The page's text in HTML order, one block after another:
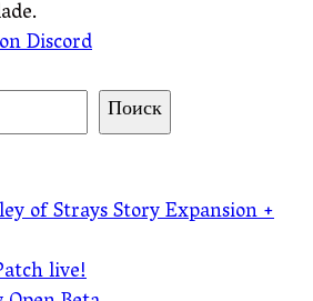
Discord
Поиск
of Strays Story Expansion +
live!